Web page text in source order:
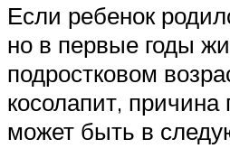
Если ребенок
но в первые годы
подростковом
косолапит,
может быть в